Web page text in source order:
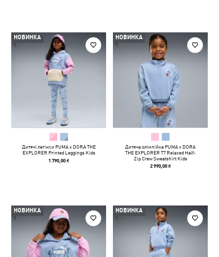
НОВИНКА
Дитячі легінси PUMA x DORA THE
EXPLORER Printed Leggings Kids
1 790,00 ₴
НОВИНКА
Дитяча олімпійка PUMA x DORA
THE EXPLORER T7 Relaxed Half-
Zip Crew Sweatshirt Kids
2 990,00 ₴
НОВИНКА НОВИНКА